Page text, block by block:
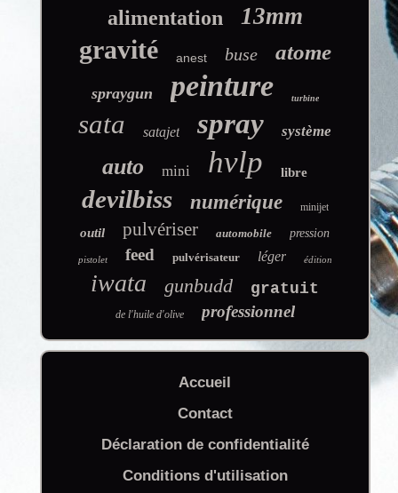
alimentation 13mm
gravité anest buse atome
spraygun peinture turbine
sata satajet spray système
auto mini hvlp libre
devilbiss numérique minijet
outil pulvériser automobile pression
pistolet feed pulvérisateur léger édition
iwata gunbudd gratuit
de l'huile d'olive professionnel
Accueil
Contact
Déclaration de confidentialité
Conditions d'utilisation